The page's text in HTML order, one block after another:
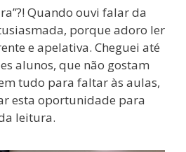
Quando ouvi falar da
porque adoro ler
e apelativa. Cheguei até
alunos, que não gostam
tudo para faltar às aulas,
esta oportunidade para
leitura.